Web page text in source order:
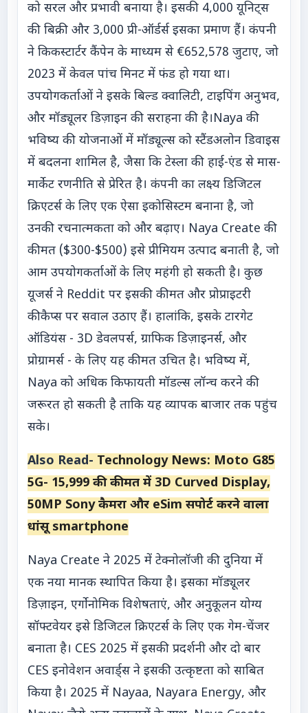
को सरल और प्रभावी बनाया है। इसकी 4,000 यूनिट्स
की बिक्री और 3,000 प्री-ऑर्डर्स इसका प्रमाण हैं। कंपनी
ने किकस्टार्टर कैंपेन के माध्यम से €652,578 जुटाए, जो
2023 में केवल पांच मिनट में फंड हो गया था।
उपयोगकर्ताओं ने इसके बिल्ड क्वालिटी, टाइपिंग अनुभव,
और मॉड्यूलर डिज़ाइन की सराहना की है।Naya की
भविष्य की योजनाओं में मॉड्यूल्स को स्टैंडअलोन डिवाइस
में बदलना शामिल है, जैसा कि टेस्ला की हाई-एंड से मास-
मार्केट रणनीति से प्रेरित है। कंपनी का लक्ष्य डिजिटल
क्रिएटर्स के लिए एक ऐसा इकोसिस्टम बनाना है, जो
उनकी रचनात्मकता को और बढ़ाए। Naya Create की
कीमत ($300-$500) इसे प्रीमियम उत्पाद बनाती है, जो
आम उपयोगकर्ताओं के लिए महंगी हो सकती है। कुछ
यूजर्स ने Reddit पर इसकी कीमत और प्रोप्राइटरी
कीकैप्स पर सवाल उठाए हैं। हालांकि, इसके टारगेट
ऑडियंस - 3D डेवलपर्स, ग्राफिक डिज़ाइनर्स, और
प्रोग्रामर्स - के लिए यह कीमत उचित है। भविष्य में,
Naya को अधिक किफायती मॉडल्स लॉन्च करने की
जरूरत हो सकती है ताकि यह व्यापक बाजार तक पहुंच
सके।
Also Read- Technology News: Moto G85
5G- 15,999 की कीमत में 3D Curved Display,
50MP Sony कैमरा और eSim सपोर्ट करने वाला
धांसू smartphone
Naya Create ने 2025 में टेक्नोलॉजी की दुनिया में
एक नया मानक स्थापित किया है। इसका मॉड्यूलर
डिज़ाइन, एर्गोनोमिक विशेषताएं, और अनुकूलन योग्य
सॉफ्टवेयर इसे डिजिटल क्रिएटर्स के लिए एक गेम-चेंजर
बनाता है। CES 2025 में इसकी प्रदर्शनी और दो बार
CES इनोवेशन अवार्ड्स ने इसकी उत्कृष्टता को साबित
किया है। 2025 में Nayaa, Nayara Energy, और